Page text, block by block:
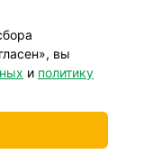
877-39-88
вы
и политику